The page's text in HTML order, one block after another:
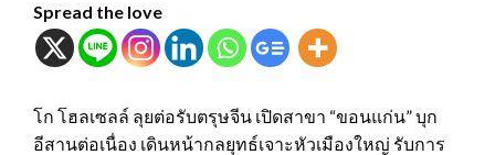
Spread the love
โก โฮลเซลล์ ลุยต่อรับตรุษจีน เปิดสาขา “ขอนแก่น” บุก
อีสานต่อเนื่อง เดินหน้ากลยุทธ์เจาะหัวเมืองใหญ่ รับการ